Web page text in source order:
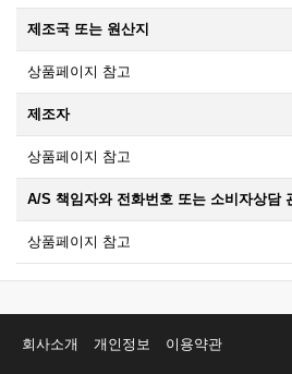
제조국 또는 원산지
상품페이지 참고
제조자
상품페이지 참고
A/S 책임자와 전화번호 또는 소비자상담
상품페이지 참고
회사소개 개인정보 이용약관